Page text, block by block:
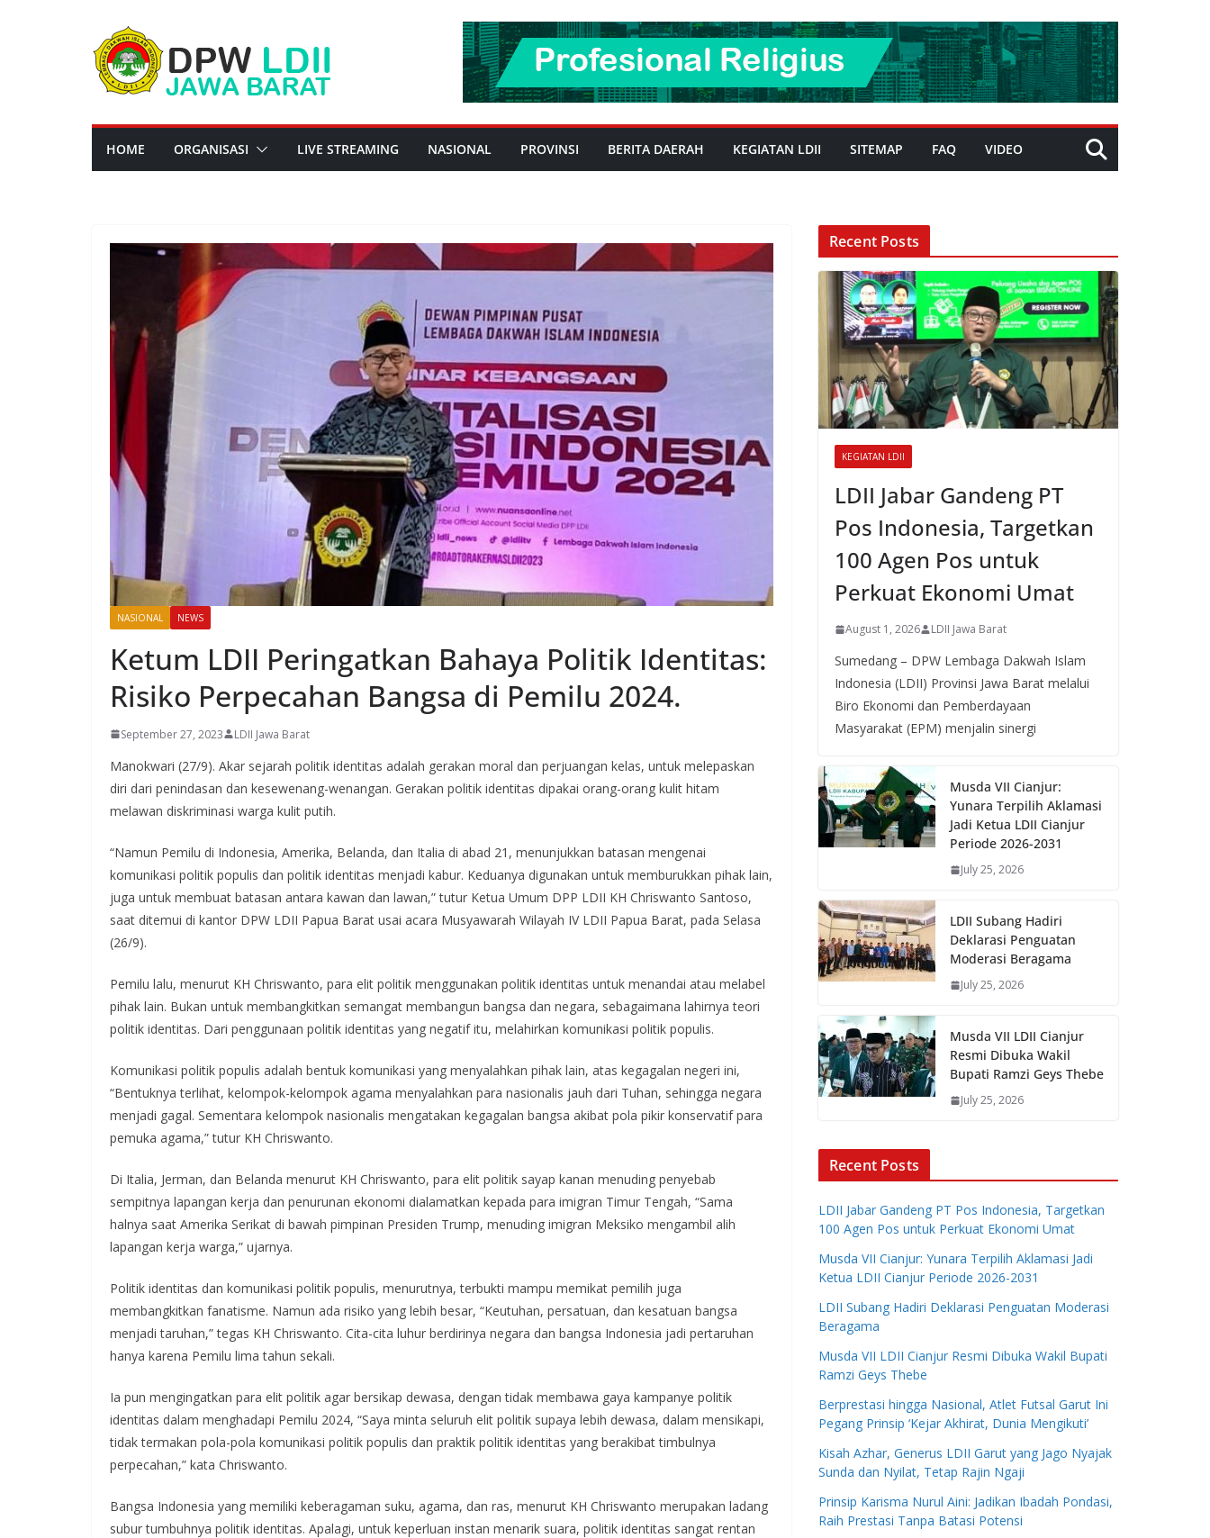
HOME ORGANISASI LIVE STREAMING NASIONAL PROVINSI BERITA DAERAH KEGIATAN LDII SITEMAP FAQ VIDEO
NASIONAL NEWS
Ketum LDII Peringatkan Bahaya Politik Identitas:
Risiko Perpecahan Bangsa di Pemilu 2024.
September 27, 2023 LDII Jawa Barat
Manokwari (27/9). Akar sejarah politik identitas adalah gerakan moral dan perjuangan kelas, untuk melepaskan
diri dari penindasan dan kesewenang-wenangan. Gerakan politik identitas dipakai orang-orang kulit hitam
melawan diskriminasi warga kulit putih.
“Namun Pemilu di Indonesia, Amerika, Belanda, dan Italia di abad 21, menunjukkan batasan mengenai
komunikasi politik populis dan politik identitas menjadi kabur. Keduanya digunakan untuk memburukkan pihak lain,
juga untuk membuat batasan antara kawan dan lawan,” tutur Ketua Umum DPP LDII KH Chriswanto Santoso,
saat ditemui di kantor DPW LDII Papua Barat usai acara Musyawarah Wilayah IV LDII Papua Barat, pada Selasa
(26/9).
Pemilu lalu, menurut KH Chriswanto, para elit politik menggunakan politik identitas untuk menandai atau melabel
pihak lain. Bukan untuk membangkitkan semangat membangun bangsa dan negara, sebagaimana lahirnya teori
politik identitas. Dari penggunaan politik identitas yang negatif itu, melahirkan komunikasi politik populis.
Komunikasi politik populis adalah bentuk komunikasi yang menyalahkan pihak lain, atas kegagalan negeri ini,
“Bentuknya terlihat, kelompok-kelompok agama menyalahkan para nasionalis jauh dari Tuhan, sehingga negara
menjadi gagal. Sementara kelompok nasionalis mengatakan kegagalan bangsa akibat pola pikir konservatif para
pemuka agama,” tutur KH Chriswanto.
Di Italia, Jerman, dan Belanda menurut KH Chriswanto, para elit politik sayap kanan menuding penyebab
sempitnya lapangan kerja dan penurunan ekonomi dialamatkan kepada para imigran Timur Tengah, “Sama
halnya saat Amerika Serikat di bawah pimpinan Presiden Trump, menuding imigran Meksiko mengambil alih
lapangan kerja warga,” ujarnya.
Politik identitas dan komunikasi politik populis, menurutnya, terbukti mampu memikat pemilih juga
membangkitkan fanatisme. Namun ada risiko yang lebih besar, “Keutuhan, persatuan, dan kesatuan bangsa
menjadi taruhan,” tegas KH Chriswanto. Cita-cita luhur berdirinya negara dan bangsa Indonesia jadi pertaruhan
hanya karena Pemilu lima tahun sekali.
Ia pun mengingatkan para elit politik agar bersikap dewasa, dengan tidak membawa gaya kampanye politik
identitas dalam menghadapi Pemilu 2024, “Saya minta seluruh elit politik supaya lebih dewasa, dalam mensikapi,
tidak termakan pola-pola komunikasi politik populis dan praktik politik identitas yang berakibat timbulnya
perpecahan,” kata Chriswanto.
Bangsa Indonesia yang memiliki keberagaman suku, agama, dan ras, menurut KH Chriswanto merupakan ladang
subur tumbuhnya politik identitas. Apalagi, untuk keperluan instan menarik suara, politik identitas sangat rentan
Recent Posts
KEGIATAN LDII
LDII Jabar Gandeng PT
Pos Indonesia, Targetkan
100 Agen Pos untuk
Perkuat Ekonomi Umat
August 1, 2026 LDII Jawa Barat
Sumedang – DPW Lembaga Dakwah Islam
Indonesia (LDII) Provinsi Jawa Barat melalui
Biro Ekonomi dan Pemberdayaan
Masyarakat (EPM) menjalin sinergi
Musda VII Cianjur:
Yunara Terpilih Aklamasi
Jadi Ketua LDII Cianjur
Periode 2026-2031
July 25, 2026
LDII Subang Hadiri
Deklarasi Penguatan
Moderasi Beragama
July 25, 2026
Musda VII LDII Cianjur
Resmi Dibuka Wakil
Bupati Ramzi Geys Thebe
July 25, 2026
Recent Posts
LDII Jabar Gandeng PT Pos Indonesia, Targetkan
100 Agen Pos untuk Perkuat Ekonomi Umat
Musda VII Cianjur: Yunara Terpilih Aklamasi Jadi
Ketua LDII Cianjur Periode 2026-2031
LDII Subang Hadiri Deklarasi Penguatan Moderasi
Beragama
Musda VII LDII Cianjur Resmi Dibuka Wakil Bupati
Ramzi Geys Thebe
Berprestasi hingga Nasional, Atlet Futsal Garut Ini
Pegang Prinsip ‘Kejar Akhirat, Dunia Mengikuti’
Kisah Azhar, Generus LDII Garut yang Jago Nyajak
Sunda dan Nyilat, Tetap Rajin Ngaji
Prinsip Karisma Nurul Aini: Jadikan Ibadah Pondasi,
Raih Prestasi Tanpa Batasi Potensi